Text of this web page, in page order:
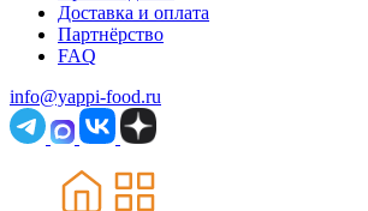
Доставка и оплата
Партнёрство
FAQ
info@yappi-food.ru